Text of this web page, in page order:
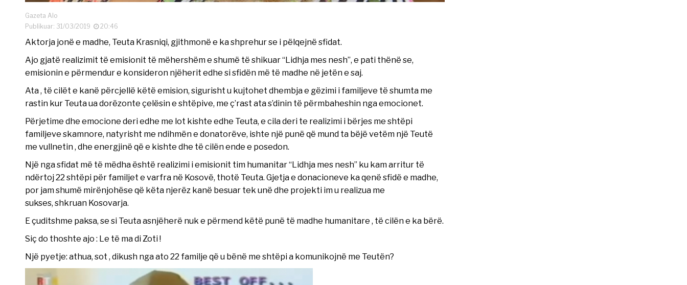
Gazeta Alo
Publikuar: 31/03/2019
20:46
Aktorja jonë e madhe, Teuta Krasniqi, gjithmonë e ka shprehur se i pëlqejnë sfidat.
Ajo gjatë realizimit të emisionit të mëhershëm e shumë të shikuar “Lidhja mes nesh”, e pati thënë se,
emisionin e përmendur e konsideron njëherit edhe si sfidën më të madhe në jetën e saj.
Ata , të cilët e kanë përcjellë këtë emision, sigurisht u kujtohet dhembja e gëzimi i familjeve të shumta me
rastin kur Teuta ua dorëzonte çelësin e shtëpive, me ç’rast ata s’dinin të përmbaheshin nga emocionet.
Përjetime dhe emocione deri edhe me lot kishte edhe Teuta, e cila deri te realizimi i bërjes me shtëpi
familjeve skamnore, natyrisht me ndihmën e donatorëve, ishte një punë që mund ta bëjë vetëm një Teutë
me vullnetin , dhe energjinë që e kishte dhe të cilën ende e posedon.
Një nga sfidat më të mëdha është realizimi i emisionit tim humanitar “Lidhja mes nesh” ku kam arritur të
ndërtoj 22 shtëpi për familjet e varfra në Kosovë, thotë Teuta. Gjetja e donacioneve ka qenë sfidë e madhe,
por jam shumë mirënjohëse që këta njerëz kanë besuar tek unë dhe projekti im u realizua me
sukses, shkruan Kosovarja.
E çuditshme paksa, se si Teuta asnjëherë nuk e përmend këtë punë të madhe humanitare , të cilën e ka bërë.
Siç do thoshte ajo : Le të ma di Zoti !
Një pyetje: athua, sot , dikush nga ato 22 familje që u bënë me shtëpi a komunikojnë me Teutën?